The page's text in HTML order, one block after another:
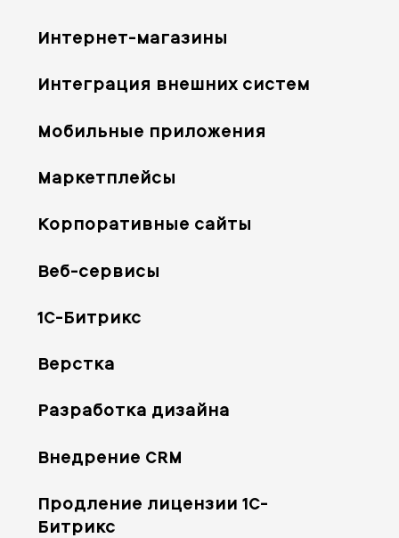
Интернет-магазины
Интеграция внешних систем
Мобильные приложения
Маркетплейсы
Корпоративные сайты
Веб-сервисы
1С-Битрикс
Верстка
Разработка дизайна
Внедрение CRM
Продление лицензии 1С-
Битрикс